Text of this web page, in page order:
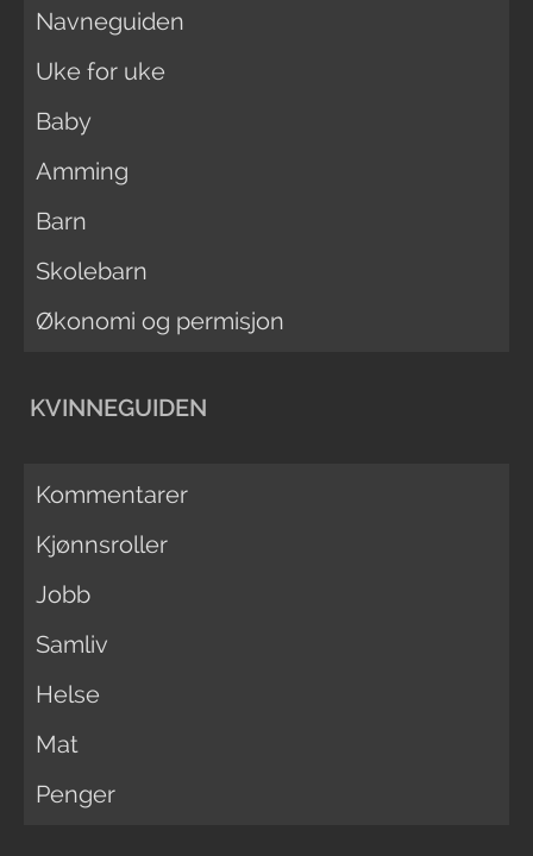
Navneguiden
Uke for uke
Baby
Amming
Barn
Skolebarn
Økonomi og permisjon
KVINNEGUIDEN
Kommentarer
Kjønnsroller
Jobb
Samliv
Helse
Mat
Penger